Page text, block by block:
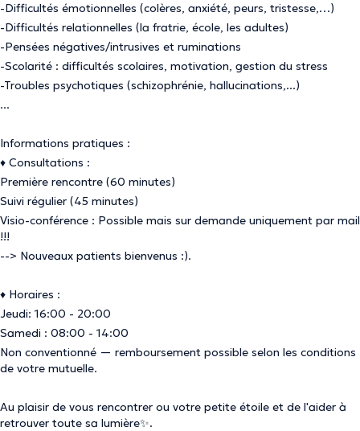
-Difficultés émotionnelles (colères, anxiété, peurs, tristesse,…)
-Difficultés relationnelles (la fratrie, école, les adultes)
-Pensées négatives/intrusives et ruminations
-Scolarité : difficultés scolaires, motivation, gestion du stress
-Troubles psychotiques (schizophrénie, hallucinations,...)
...
Informations pratiques :
♦ Consultations :
Première rencontre (60 minutes)
Suivi régulier (45 minutes)
Visio-conférence : Possible mais sur demande uniquement par mail
!!!
--> Nouveaux patients bienvenus :).
♦ Horaires :
Jeudi: 16:00 - 20:00
Samedi : 08:00 - 14:00
Non conventionné — remboursement possible selon les conditions
de votre mutuelle.
Au plaisir de vous rencontrer ou votre petite étoile et de l'aider à
retrouver toute sa lumière✨.